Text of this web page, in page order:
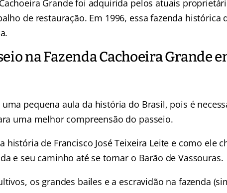
Grande foi adquirida pelos atuais
de restauração. Em 1996, essa fazenda histórica
na Fazenda Cachoeira Grande
pequena aula da história do Brasil, pois é
uma melhor compreensão do passeio.
história de Francisco José Teixeira Leite e como ele
e seu caminho até se tornar o Barão de Vassouras.
os grandes bailes e a escravidão na fazenda